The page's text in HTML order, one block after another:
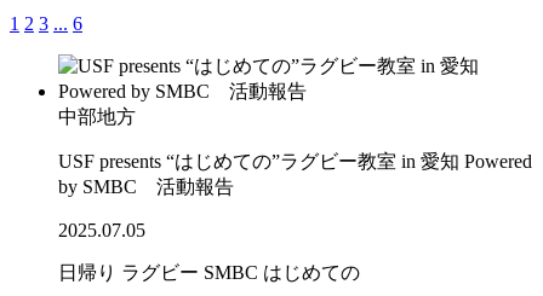
1 2 3 ... 6
中部地方
USF presents “はじめての”ラグビー教室 in 愛知 Powered
by SMBC 活動報告
2025.07.05
日帰り ラグビー SMBC はじめての